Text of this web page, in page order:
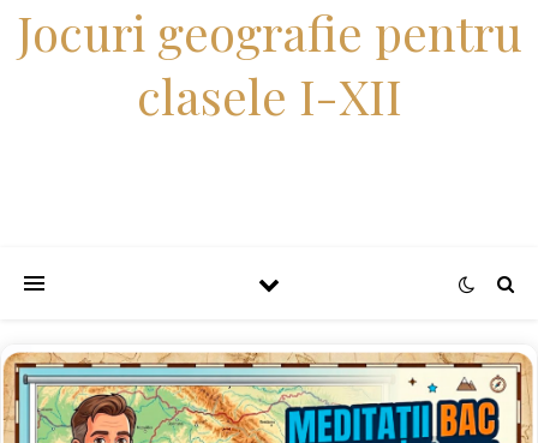
Jocuri geografie pentru
clasele I-XII